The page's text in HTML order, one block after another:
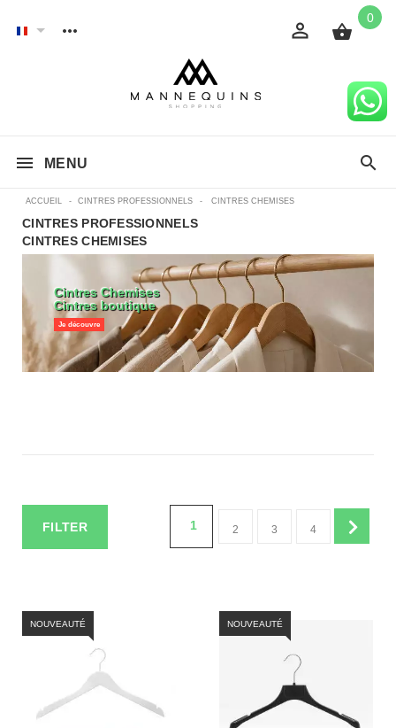
0
MENU
ACCUEIL - CINTRES PROFESSIONNELS - CINTRES CHEMISES
CINTRES PROFESSIONNELS
CINTRES CHEMISES
Cintres Chemises
Cintres boutique
Je découvre
FILTER 1 2 3 4
NOUVEAUTÉ NOUVEAUTÉ